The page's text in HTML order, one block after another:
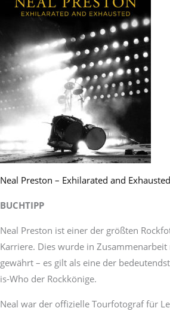
Neal Preston – Exhilarated and Exhausted
BUCHTIPP
Neal Preston ist einer der größten
Karriere. Dies wurde in
gewährt – es gilt als eine der
is-Who der Rockkönige.
Neal war der offizielle Tourfotograf für